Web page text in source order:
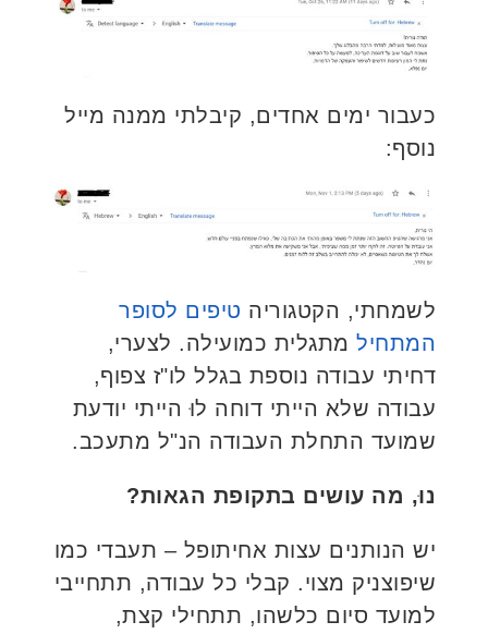
כעבור ימים אחדים, קיבלתי ממנה מייל
נוסף:
לשמחתי, הקטגוריה טיפים לסופר
המתחיל מתגלית כמועילה. לצערי,
דחיתי עבודה נוספת בגלל לו"ז צפוף,
עבודה שלא הייתי דוחה לוּ הייתי יודעת
שמועד התחלת העבודה הנ"ל מתעכב.
נוּ, מה עושים בתקופת הגאות?
יש הנותנים עצות אחיתופל – תעבדי כמו
שיפוצניק מצוי. קבלי כל עבודה, תתחייבי
למועד סיום כלשהו, תתחילי קצת,